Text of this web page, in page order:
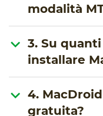
modalità
3. Su
installare
4.
gratuita?